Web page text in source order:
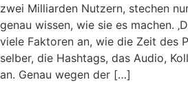
zwei Milliarden Nutzern, stechen
genau wissen, wie sie es machen.
viele Faktoren an, wie die Zeit des
selber, die Hashtags, das Audio,
an. Genau wegen der […]